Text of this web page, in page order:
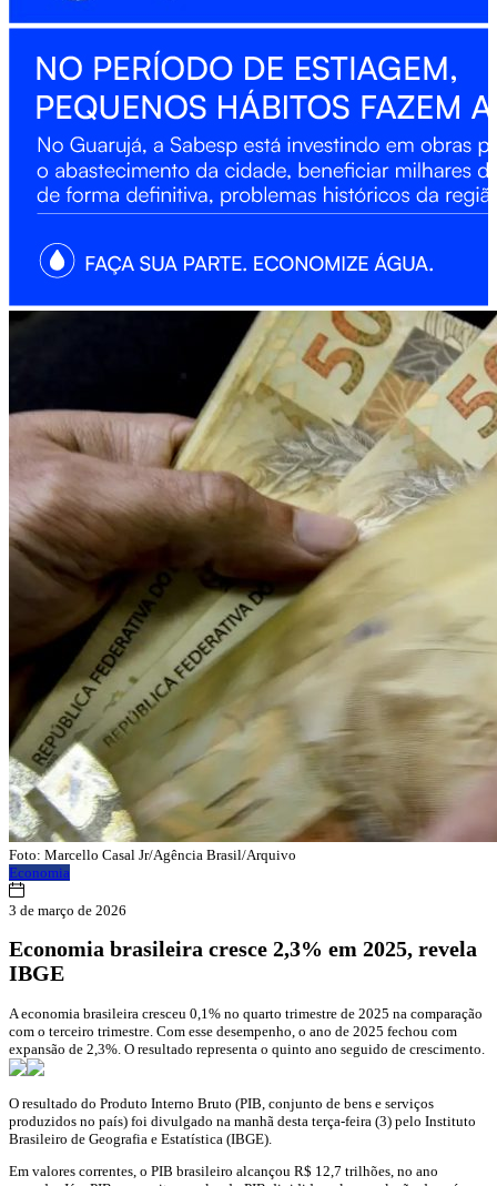
Foto: Marcello Casal Jr/Agência Brasil/Arquivo
Economia
3 de março de 2026
Economia brasileira cresce 2,3% em 2025, revela
IBGE
A economia brasileira cresceu 0,1% no quarto trimestre de 2025 na comparação
com o terceiro trimestre. Com esse desempenho, o ano de 2025 fechou com
expansão de 2,3%. O resultado representa o quinto ano seguido de crescimento.
O resultado do Produto Interno Bruto (PIB, conjunto de bens e serviços
produzidos no país) foi divulgado na manhã desta terça-feira (3) pelo Instituto
Brasileiro de Geografia e Estatística (IBGE).
Em valores correntes, o PIB brasileiro alcançou R$ 12,7 trilhões, no ano